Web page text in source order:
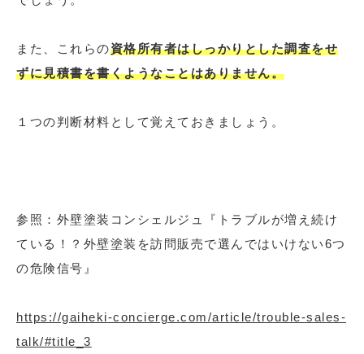
また、これらの資格所有者はしっかりとした調査をせ
ずに見積書を書くようなことはありません。
１つの判断材料として覚えておきましょう。
参照：外壁塗装コンシェルジュ『トラブルが増え続け
ている！？外壁塗装を訪問販売で選んではいけない6つ
の危険信号』
https://gaiheki-concierge.com/article/trouble-sales-
talk/#title_3